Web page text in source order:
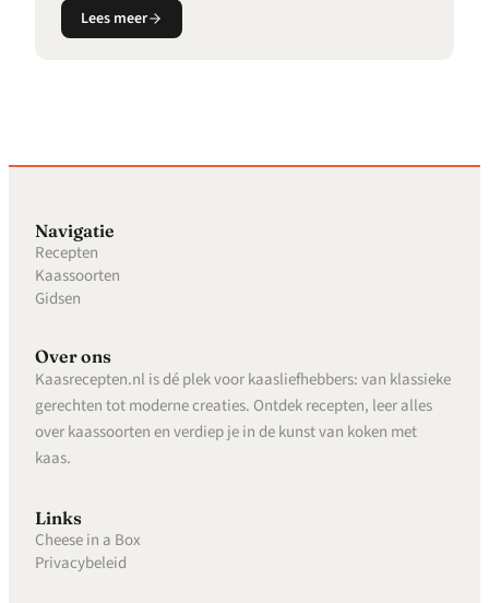
Lees meer
Navigatie
Recepten
Kaassoorten
Gidsen
Over ons
Kaasrecepten.nl is dé plek voor kaasliefhebbers: van klassieke
gerechten tot moderne creaties. Ontdek recepten, leer alles
over kaassoorten en verdiep je in de kunst van koken met
kaas.
Links
Cheese in a Box
Privacybeleid